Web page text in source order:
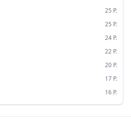
25 P.
25 P.
24 P.
22 P.
20 P.
17 P.
16 P.